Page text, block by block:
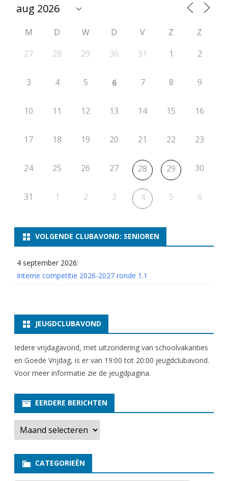
M D W D V Z
Z
27
28 29 30 31 1 2
3 4 5 6 7 8 9
10 11 12 13 14 15 16
17 18 19 20 21 22 23
24 25 26 27 28 29 30
31 1 2 3 4 5 6
VOLGENDE CLUBAVOND: SENIOREN
4 september 2026:
Interne competitie 2026-2027 ronde 1.1
JEUGDCLUBAVOND
Iedere vrijdagavond, met uitzondering van schoolvakanties
en Goede Vrijdag, is er van 19:00 tot 20:00 jeugdclubavond.
Voor meer informatie zie de jeugdpagina.
EERDERE BERICHTEN
E
r
e
e
CATEGORIEËN